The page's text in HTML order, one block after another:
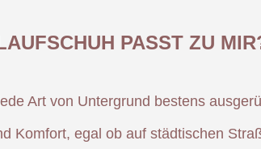
PASST ZU
Art von Untergrund bestens
Komfort, egal ob auf städtischen